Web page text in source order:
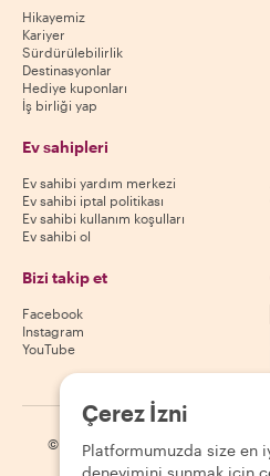
Hikayemiz
Kariyer
Sürdürülebilirlik
Destinasyonlar
Hediye kuponları
İş birliği yap
Ev sahipleri
Ev sahibi yardım merkezi
Ev sahibi iptal politikası
Ev sahibi kullanım koşulları
Ev sahibi ol
Bizi takip et
Facebook
Instagram
YouTube
© 2026 Withlocals.com Gizlilik
Çerez İzni
Platformumuzda size en
deneyimini sunmak için